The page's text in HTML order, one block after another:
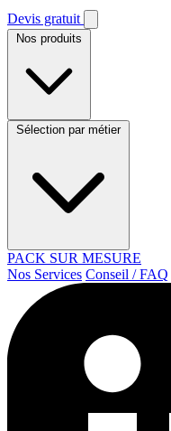
Devis gratuit
Nos produits
Sélection par métier
PACK SUR MESURE
Nos Services Conseil / FAQ